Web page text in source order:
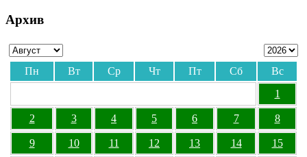
Архив
Пн Вт Ср Чт Пт Сб
Вс
1
2 3 4 5 6 7 8
9 10 11 12 13 14 15